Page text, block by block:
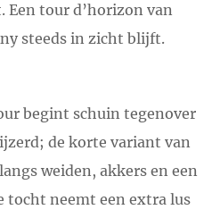
tour d’horizon van
steeds in zicht blijft.
begint schuin tegenover
de korte variant van
weiden, akkers en een
tocht neemt een extra lus